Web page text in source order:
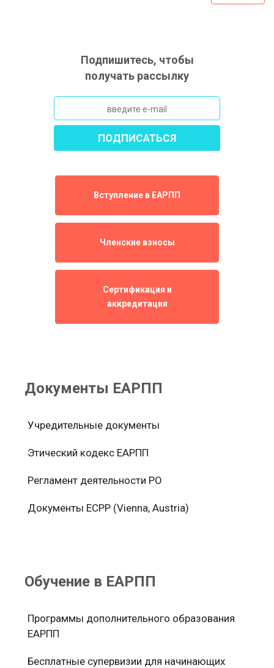
Подпишитесь, чтобы
получать рассылку
Вступление в ЕАРПП
Членские взносы
Сертификация и
аккредитация
Документы ЕАРПП
Учредительные документы
Этический кодекс ЕАРПП
Регламент деятельности РО
Документы ЕСРР (Vienna, Austria)
Обучение в ЕАРПП
Программы дополнительного образования
ЕАРПП
Бесплатные супервизии для начинающих